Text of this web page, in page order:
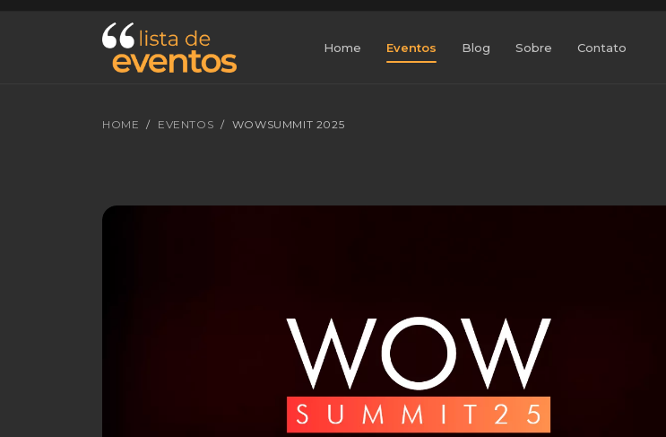
Home Eventos Blog Sobre Contato
HOME EVENTOS WOWSUMMIT 2025